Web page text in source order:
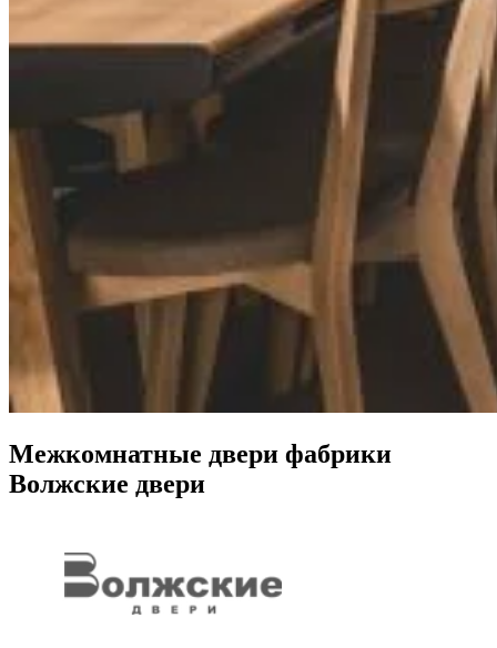
Межкомнатные двери фабрики
Волжские двери